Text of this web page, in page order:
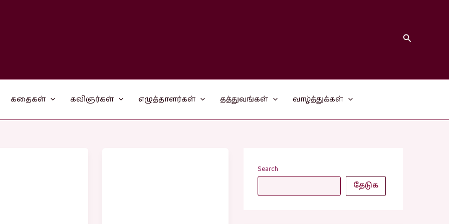
Search
கதைகள் கவிஞர்கள் எழுத்தாளர்கள் தத்துவங்கள் வாழ்த்துக்கள்
Search
தேடுக